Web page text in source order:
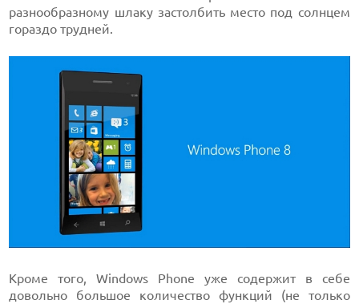
разнообразному шлаку застолбить место под солнцем
гораздо трудней.
Кроме того, Windows Phone уже содержит в себе
довольно большое количество функций (не только